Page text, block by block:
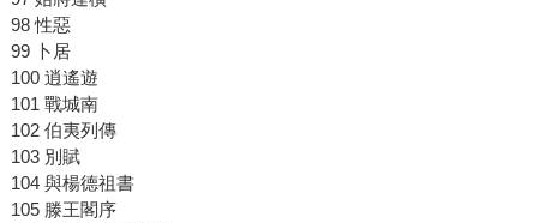
98 性惡
99 卜居
100 逍遙遊
101 戰城南
102 伯夷列傳
103 別賦
104 與楊德祖書
105 滕王閣序